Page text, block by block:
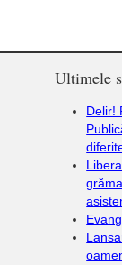
Ultimele
Delir!